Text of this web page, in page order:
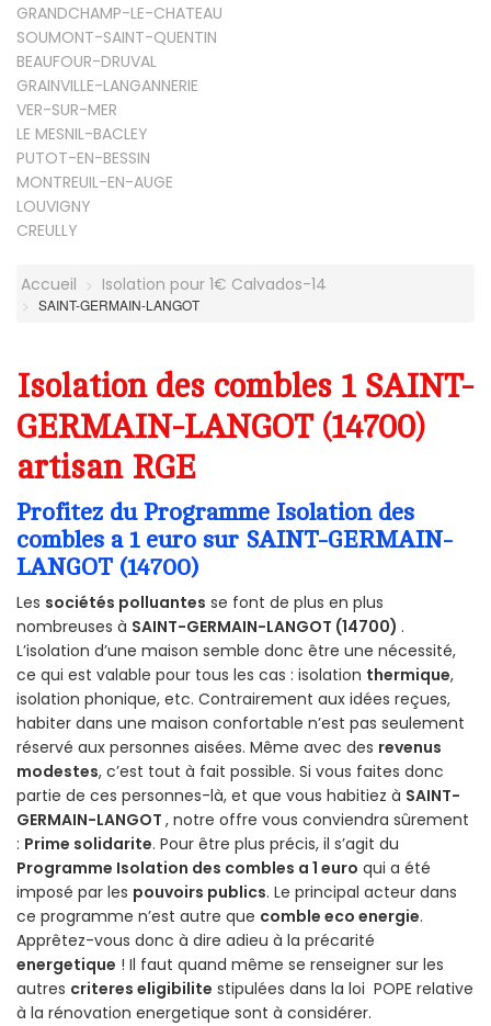
GRANDCHAMP-LE-CHATEAU
SOUMONT-SAINT-QUENTIN
BEAUFOUR-DRUVAL
GRAINVILLE-LANGANNERIE
VER-SUR-MER
LE MESNIL-BACLEY
PUTOT-EN-BESSIN
MONTREUIL-EN-AUGE
LOUVIGNY
CREULLY
Accueil Isolation pour 1€ Calvados-14
SAINT-GERMAIN-LANGOT
Isolation des combles 1 SAINT-
GERMAIN-LANGOT (14700)
artisan RGE
Profitez du Programme Isolation des
combles a 1 euro sur SAINT-GERMAIN-
LANGOT (14700)
Les sociétés polluantes se font de plus en plus
nombreuses à SAINT-GERMAIN-LANGOT (14700) .
L’isolation d’une maison semble donc être une nécessité,
ce qui est valable pour tous les cas : isolation thermique,
isolation phonique, etc. Contrairement aux idées reçues,
habiter dans une maison confortable n’est pas seulement
réservé aux personnes aisées. Même avec des revenus
modestes, c’est tout à fait possible. Si vous faites donc
partie de ces personnes-là, et que vous habitiez à SAINT-
GERMAIN-LANGOT , notre offre vous conviendra sûrement
: Prime solidarite. Pour être plus précis, il s’agit du
Programme Isolation des combles a 1 euro qui a été
imposé par les pouvoirs publics. Le principal acteur dans
ce programme n’est autre que comble eco energie.
Apprêtez-vous donc à dire adieu à la précarité
energetique ! Il faut quand même se renseigner sur les
autres criteres eligibilite stipulées dans la loi POPE relative
à la rénovation energetique sont à considérer.